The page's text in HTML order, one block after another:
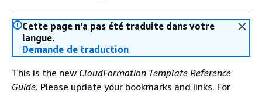
Cette page n'a pas été traduite dans votre
langue.
Demande de traduction
This is the new CloudFormation Template Reference
Guide. Please update your bookmarks and links. For